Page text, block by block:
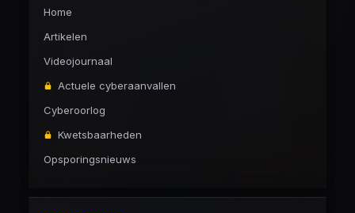
Home
Artikelen
Videojournaal
Actuele cyberaanvallen
Cyberoorlog
Kwetsbaarheden
Opsporingsnieuws